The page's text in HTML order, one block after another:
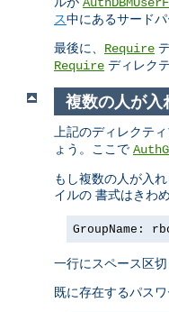
ス中にあるサード
最後に、 Require
Require ディレク
複数の人が入
上記のディレクテ
ょう。ここで
もし複数の人が入
イルの 書式はきわ
GroupName:
一行にスペース区
既に存在するパス